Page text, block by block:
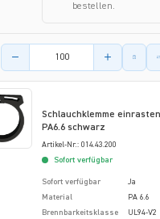
bestellen.
Menge des Artikels
Schlauchklemme
PA6.6 schwarz
Artikel-Nr.: 014.43.200
Sofort verfügbar
Sofort verfügbar
Ja
Material
PA 6.6
Brennbarkeitsklasse
UL94-V2